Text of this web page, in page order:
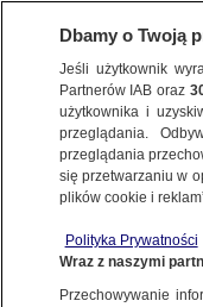
PRAWO I
BIZNES
Dbamy o Twoją
Jeśli użytkownik
Partnerów IAB oraz
użytkownika i
przeglądania.
przeglądania
się przetwarzaniu w
plików cookie i
Polityka Prywatności
Wraz z naszymi
Przechowywanie